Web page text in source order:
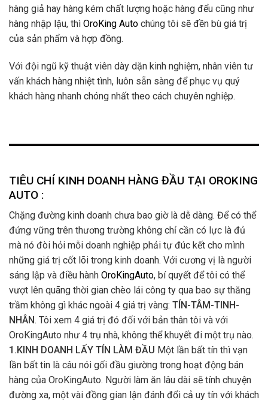
hàng giả hay hàng kém chất lượng hoặc hàng đểu cũng như
hàng nhập lậu, thì OroKing Auto chúng tôi sẽ đền bù giá trị
của sản phẩm và hợp đồng.
Với đội ngũ kỹ thuật viên dày dặn kinh nghiệm, nhân viên tư
vấn khách hàng nhiệt tình, luôn sẵn sàng để phục vụ quý
khách hàng nhanh chóng nhất theo cách chuyên nghiệp.
TIÊU CHÍ KINH DOANH HÀNG ĐẦU TẠI OROKING
AUTO :
Chặng đường kinh doanh chưa bao giờ là dễ dàng. Để có thể
đứng vững trên thương trường không chỉ cần có lực là đủ
mà nó đòi hỏi mỗi doanh nghiệp phải tự đúc kết cho mình
những giá trị cốt lõi trong kinh doanh. Với cương vị là người
sáng lập và điều hành OroKingAuto, bí quyết để tôi có thể
vượt lên quãng thời gian chèo lái công ty qua bao sự thăng
trầm không gì khác ngoài 4 giá trị vàng: TÍN-TÂM-TINH-
NHÂN. Tôi xem 4 giá trị đó đối với bản thân tôi và với
OroKingAuto như 4 trụ nhà, không thể khuyết đi một trụ nào.
1.KINH DOANH LẤY TÍN LÀM ĐẦU Một lần bất tín thì vạn
lần bất tin là câu nói gối đầu giường trong hoạt động bán
hàng của OroKingAuto. Người làm ăn lâu dài sẽ tính chuyện
đường xa, một vài đồng gian lận đánh đổi cả uy tín với khách